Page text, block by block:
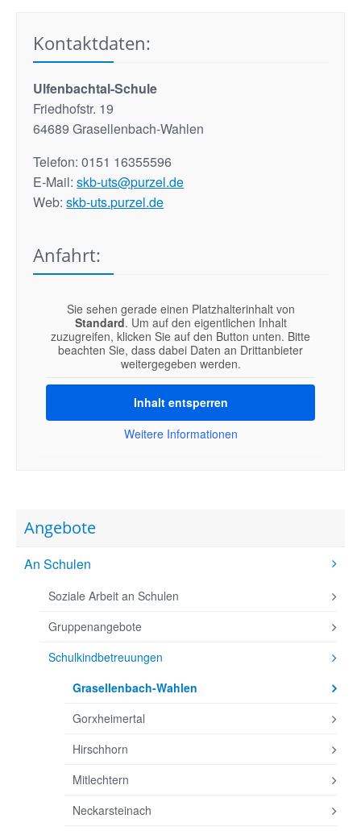
Kontaktdaten:
Ulfenbachtal-Schule
Friedhofstr. 19
64689 Grasellenbach-Wahlen
Telefon: 0151 16355596
E-Mail:skb-uts@purzel.de
Web:skb-uts.purzel.de
Anfahrt:
Sie sehen gerade einen Platzhalterinhalt von
Standard. Um auf den eigentlichen Inhalt
zuzugreifen, klicken Sie auf den Button unten. Bitte
beachten Sie, dass dabei Daten an Drittanbieter
weitergegeben werden.
Inhalt entsperren
Weitere Informationen
Angebote
An Schulen
Soziale Arbeit an Schulen
Gruppenangebote
Schulkindbetreuungen
Grasellenbach-Wahlen
Gorxheimertal
Hirschhorn
Mitlechtern
Neckarsteinach